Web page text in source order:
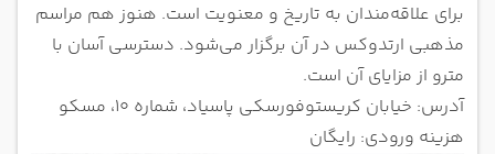
برای علاقه‌مندان به تاریخ و معنویت است. هنوز هم مراسم
مذهبی ارتدوکس در آن برگزار می‌شود. دسترسی آسان با
مترو از مزایای آن است.
آدرس: خیابان کریستوفورسکی پاسیاد، شماره ۱۰، مسکو
هزینه ورودی: رایگان